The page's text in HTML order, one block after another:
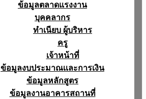
ข้อมูลตลาดแรงงาน
บุคคลากร
ทำเนียบ ผู้บริหาร
ครู
เจ้าหน้าที่
ข้อมูลงบประมาณเเละการเงิน
ข้อมูลหลักสูตร
ข้อมูลงานอาคารสถานที่